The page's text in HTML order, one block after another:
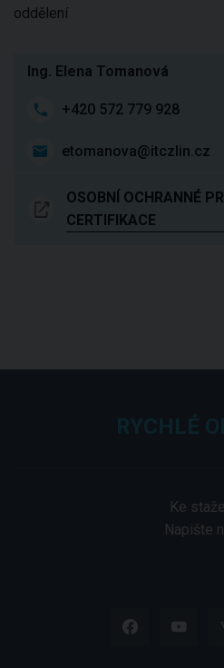
oddělení
Ing. Elena Tomanová
+420 572 779 928
etomanova@itczlin.cz
OSOBNÍ OCHRANNÉ
CERTIFIKACE
Ke
Napište